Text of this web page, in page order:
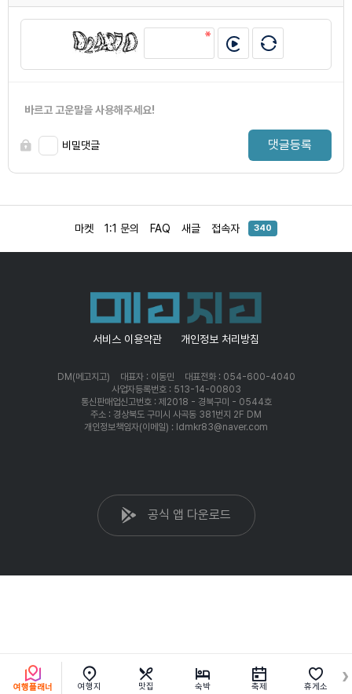
바르고 고운말을 사용해주세요!
비밀댓글 댓글등록
마켓 1:1 문의 FAQ 새글 접속자 340
서비스 이용약관 개인정보 처리방침
DM(메고지고) 대표자 : 이동민
대표전화 : 054-600-4040
사업자등록번호 : 513-14-00803
통신판매업신고번호 : 제2018 - 경북구미 - 0544호
주소 : 경상북도 구미시 사곡동 381번지 2F DM
개인정보책임자(이메일) : ldmkr83@naver.com
공식 앱 다운로드
여행플래너 여행지 맛집 숙박 축제 휴게소